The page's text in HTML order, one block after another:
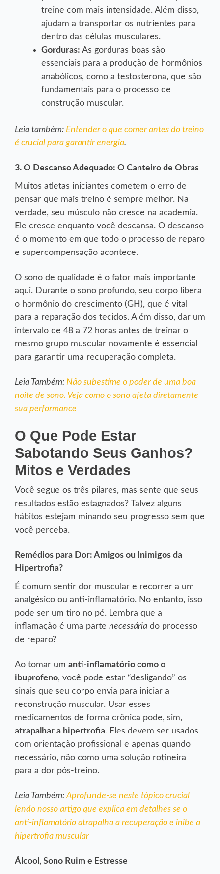
treine com mais intensidade. Além disso,
ajudam a transportar os nutrientes para
dentro das células musculares.
Gorduras: As gorduras boas são
essenciais para a produção de hormônios
anabólicos, como a testosterona, que são
fundamentais para o processo de
construção muscular.
Leia também: Entender o que comer antes do treino
é crucial para garantir energia.
3. O Descanso Adequado: O Canteiro de Obras
Muitos atletas iniciantes cometem o erro de
pensar que mais treino é sempre melhor. Na
verdade, seu músculo não cresce na academia.
Ele cresce enquanto você descansa. O descanso
é o momento em que todo o processo de reparo
e supercompensação acontece.
O sono de qualidade é o fator mais importante
aqui. Durante o sono profundo, seu corpo libera
o hormônio do crescimento (GH), que é vital
para a reparação dos tecidos. Além disso, dar um
intervalo de 48 a 72 horas antes de treinar o
mesmo grupo muscular novamente é essencial
para garantir uma recuperação completa.
Leia Também: Não subestime o poder de uma boa
noite de sono. Veja como o sono afeta diretamente
sua performance
O Que Pode Estar
Sabotando Seus Ganhos?
Mitos e Verdades
Você segue os três pilares, mas sente que seus
resultados estão estagnados? Talvez alguns
hábitos estejam minando seu progresso sem que
você perceba.
Remédios para Dor: Amigos ou Inimigos da
Hipertrofia?
É comum sentir dor muscular e recorrer a um
analgésico ou anti-inflamatório. No entanto, isso
pode ser um tiro no pé. Lembra que a
inflamação é uma parte necessária do processo
de reparo?
Ao tomar um anti-inflamatório como o
ibuprofeno, você pode estar “desligando” os
sinais que seu corpo envia para iniciar a
reconstrução muscular. Usar esses
medicamentos de forma crônica pode, sim,
atrapalhar a hipertrofia. Eles devem ser usados
com orientação profissional e apenas quando
necessário, não como uma solução rotineira
para a dor pós-treino.
Leia Também:Aprofunde-se neste tópico crucial
lendo nosso artigo que explica em detalhes se o
anti-inflamatório atrapalha a recuperação e inibe a
hipertrofia muscular
Álcool, Sono Ruim e Estresse